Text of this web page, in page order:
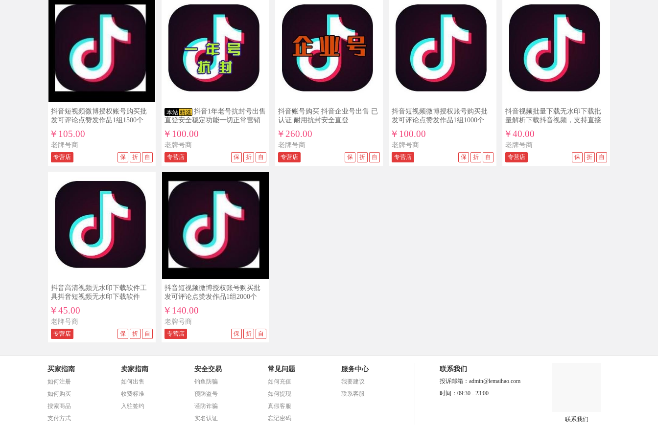
1789***06 ￥45
出售soul账号 soul实名号 哪里可以购买
soul账号 soul账号交易平台 买号卖号
nick***10 ￥115
闲鱼账号购买出售批发v1咸鱼认证+支
付宝认证已授权芝麻信用直登1组3个
06/14
Saku***ng ￥95
直登实名满月微信号国内手机白号可收
钱转账收发红包进大群微信号出售
06/14
海妃***吸 ￥40
知乎账号购买出售批发1组60个批发直登
06/13
闲鱼账号购买出售批发V3咸鱼认证+支
付宝实名认证+芝麻信用认证+实人认证
出售国内实名微信号已实名可以收付款
05/31
1938***27 ￥70
抖音短视频微博授权账号购买批
发可评论点赞发作品1组1500个
￥105.00
老牌号商
专营店 自
折
保
本站 精选 抖音1年老号抗封号出售
直登安全稳定功能一切正常营销
推广引流必备
￥100.00
老牌号商
专营店 自
折
保
抖音账号购买 抖音企业号出售 已
认证 耐用抗封安全直登
￥260.00
老牌号商
专营店 自
折
保
抖音短视频微博授权账号购买批
发可评论点赞发作品1组1000个
￥100.00
老牌号商
专营店 自
折
保
抖音视频批量下载无水印下载批
量解析下载抖音视频，支持直接
播放
￥40.00
老牌号商
专营店 自
折
保
抖音高清视频无水印下载软件工
具抖音短视频无水印下载软件
￥45.00
老牌号商
专营店 自
折
保
抖音短视频微博授权账号购买批
发可评论点赞发作品1组2000个
￥140.00
老牌号商
专营店 自
折
保
买家指南
如何注册
如何购买
搜索商品
支付方式
卖家指南
如何出售
收费标准
入驻签约
安全交易
钓鱼防骗
预防盗号
谨防诈骗
实名认证
常见问题
如何充值
如何提现
真假客服
忘记密码
服务中心
我要建议
联系客服
联系我们
投诉邮箱： admin@lemaihao.com
时间：09:30 - 23:00
联系我们